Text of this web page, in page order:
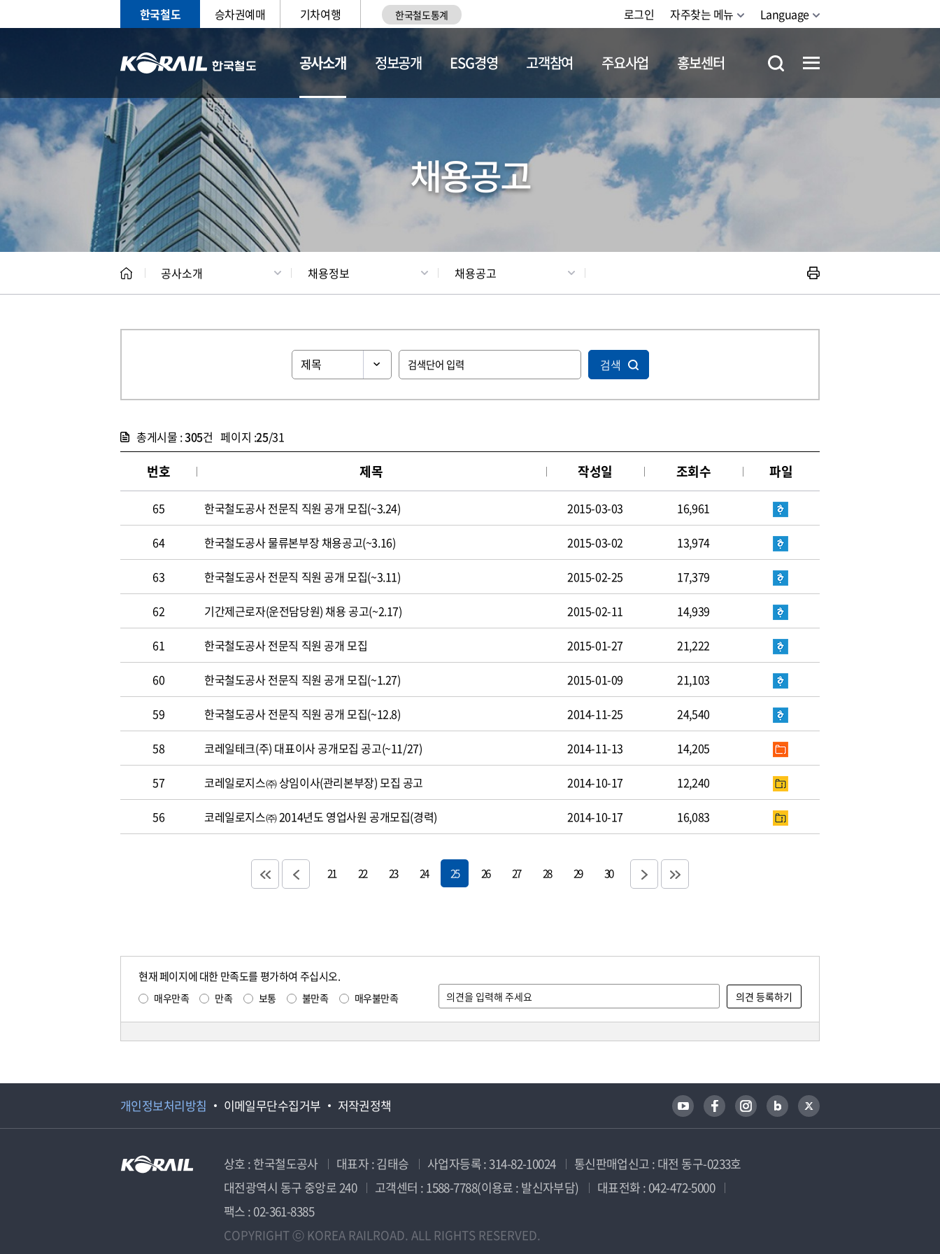
한국철도 승차권예매 기차여행 한국철도통계 로그인 자주찾는 메뉴 Language
공사소개
CEO 일반현황 채용정보
정보공개 ESG경영 고객참여 주요사업 홍보센터
채용공고
공사소개 채용정보 채용공고
검색
총게시물 :305건 페이지 :25/31
번호 제목 작성일 조회수 파일
65 한국철도공사 전문직 직원 공개 모집(~3.24) 2015-03-03 16,961
64 한국철도공사 물류본부장 채용공고(~3.16) 2015-03-02 13,974
63 한국철도공사 전문직 직원 공개 모집(~3.11) 2015-02-25 17,379
62 기간제근로자(운전담당원) 채용 공고(~2.17) 2015-02-11 14,939
61 한국철도공사 전문직 직원 공개 모집 2015-01-27 21,222
60 한국철도공사 전문직 직원 공개 모집(~1.27) 2015-01-09 21,103
59 한국철도공사 전문직 직원 공개 모집(~12.8) 2014-11-25 24,540
58 코레일테크(주) 대표이사 공개모집 공고(~11/27) 2014-11-13 14,205
57 코레일로지스㈜ 상임이사(관리본부장) 모집 공고 2014-10-17 12,240
56 코레일로지스㈜ 2014년도 영업사원 공개모집(경력) 2014-10-17 16,083
21 22 23 24 25 26 27 28 29 30
현재 페이지에 대한 만족도를 평가하여 주십시오.
매우만족 만족 보통 불만족 매우불만족
개인정보처리방침 이메일무단수집거부 저작권정책
상호 : 한국철도공사 대표자 : 김태승 사업자등록 : 314-82-10024
통신판매업신고 : 대전 동구-0233호
대전광역시 동구 중앙로 240
고객센터 : 1588-7788(이용료 : 발신자부담)
대표전화 : 042-472-5000
팩스 : 02-361-8385
COPYRIGHT ⓒ KOREA RAILROAD. ALL RIGHTS RESERVED.